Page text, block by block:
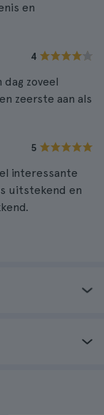
en
4
zoveel
zeerste aan als
5
interessante
uitstekend en